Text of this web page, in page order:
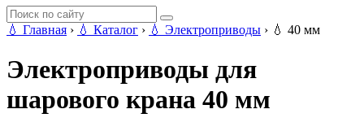
💧 Главная › 💧 Каталог › 💧 Электроприводы › 💧 40 мм
Электроприводы для
шарового крана 40 мм